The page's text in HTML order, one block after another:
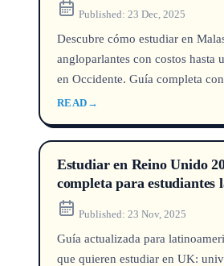
Published: 23 Dec, 2025
Descubre cómo estudiar en
angloparlantes con costos hasta
en Occidente. Guía completa
proceso de visa EMGS y
READ →
Estudiar en Reino Unido
completa para estudiantes
Published: 23 Nov, 2025
Guía actualizada para
que quieren estudiar en UK: